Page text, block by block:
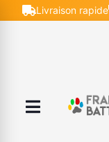
Livraison rapide